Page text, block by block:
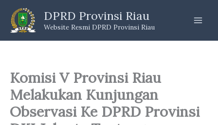
content
DPRD Provinsi Riau
Website Resmi DPRD Provinsi Riau
Komisi V Provinsi Riau
Melakukan Kunjungan
Observasi Ke DPRD Provinsi